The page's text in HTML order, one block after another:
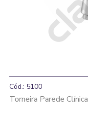
Cód.: 5100
Torneira Parede Clínica